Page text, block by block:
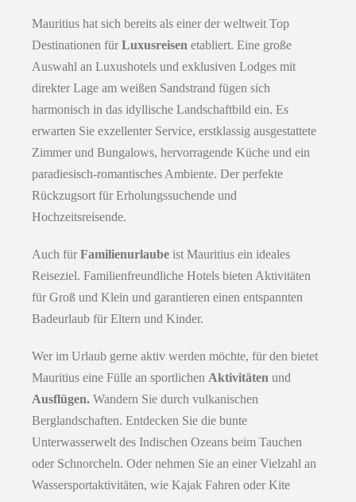
Mauritius hat sich bereits als einer der weltweit Top
Destinationen für Luxusreisen etabliert. Eine große
Auswahl an Luxushotels und exklusiven Lodges mit
direkter Lage am weißen Sandstrand fügen sich
harmonisch in das idyllische Landschaftbild ein. Es
erwarten Sie exzellenter Service, erstklassig ausgestattete
Zimmer und Bungalows, hervorragende Küche und ein
paradiesisch-romantisches Ambiente. Der perfekte
Rückzugsort für Erholungssuchende und
Hochzeitsreisende.
Auch für Familienurlaube ist Mauritius ein ideales
Reiseziel. Familienfreundliche Hotels bieten Aktivitäten
für Groß und Klein und garantieren einen entspannten
Badeurlaub für Eltern und Kinder.
Wer im Urlaub gerne aktiv werden möchte, für den bietet
Mauritius eine Fülle an sportlichen Aktivitäten und
Ausflügen. Wandern Sie durch vulkanischen
Berglandschaften. Entdecken Sie die bunte
Unterwasserwelt des Indischen Ozeans beim Tauchen
oder Schnorcheln. Oder nehmen Sie an einer Vielzahl an
Wassersportaktivitäten, wie Kajak Fahren oder Kite